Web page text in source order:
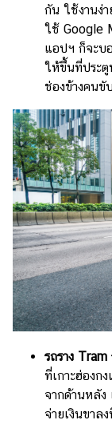
กัน ใช้งานง่
ใช้ Google
แอปฯ ก็จะบ
ให้ขึ้นที่ประตู
ช่องข้างคนขั
รถราง Tram
ที่เกาะฮ่องก
จากด้านหลัง
จ่ายเงินขาล